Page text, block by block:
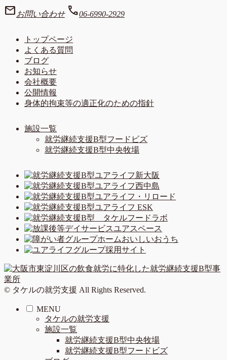
mail お問い合わせ call06-6990-2929
トップページ
よくある質問
ブログ
お知らせ
会社概要
公開情報
身体的拘束等の適正化のための指針
施設一覧
就労継続支援B型フードビズ
就労継続支援B型中央牧場
© タケルの就労支援 All Rights Reserved.
MENU
タケルの就労支援
施設一覧
就労継続支援B型中央牧場
就労継続支援B型フードビズ